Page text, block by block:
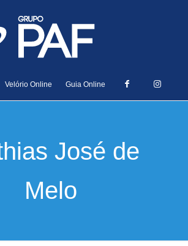
Velório Online Guia Online
José de
Melo